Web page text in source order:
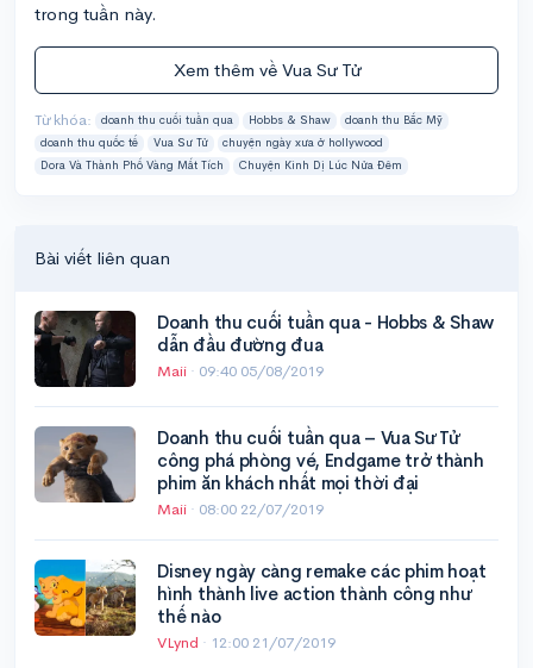
trong tuần này.
Xem thêm về Vua Sư Tử
Từ khóa: doanh thu cuối tuần qua Hobbs & Shaw
doanh thu Bắc Mỹ
doanh thu quốc tế
Vua Sư Tử
chuyện ngày xưa ở hollywood
Dora Và Thành Phố Vàng Mất Tích
Chuyện Kinh Dị Lúc Nửa Đêm
Bài viết liên quan
Doanh thu cuối tuần qua - Hobbs & Shaw
dẫn đầu đường đua
Maii · 09:40 05/08/2019
Doanh thu cuối tuần qua – Vua Sư Tử
công phá phòng vé, Endgame trở thành
phim ăn khách nhất mọi thời đại
Maii · 08:00 22/07/2019
Disney ngày càng remake các phim hoạt
hình thành live action thành công như
thế nào
VLynd · 12:00 21/07/2019